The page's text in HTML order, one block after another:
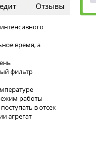
Отзывы
время, а
фильтр
работы
в отсек
агрегат